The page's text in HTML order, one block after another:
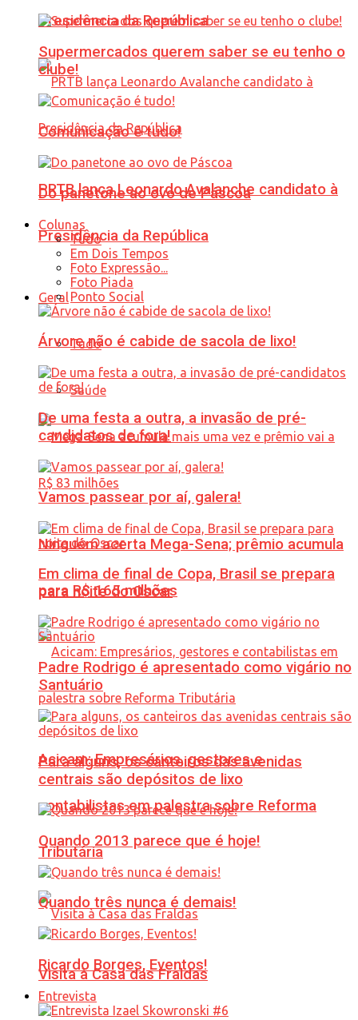
Presidência da República
PRTB lança Leonardo Avalanche candidato à
Presidência da República
Geral
Tudo
Saúde
Ninguém acerta Mega-Sena; prêmio acumula
para R$ 165 milhões
Acicam: Empresários, gestores e
contabilistas em palestra sobre Reforma
Tributária
Visita à Casa das Fraldas
Supermercados querem saber se eu tenho o
clube!
Comunicação é tudo!
Do panetone ao ovo de Páscoa
Colunas
Tudo
Em Dois Tempos
Foto Expressão...
Foto Piada
Ponto Social
Árvore não é cabide de sacola de lixo!
De uma festa a outra, a invasão de pré-
candidatos de fora!
Vamos passear por aí, galera!
Em clima de final de Copa, Brasil se prepara
para noite do Oscar
Padre Rodrigo é apresentado como vigário no
Santuário
Para alguns, os canteiros das avenidas
centrais são depósitos de lixo
Quando 2013 parece que é hoje!
Quando três nunca é demais!
Ricardo Borges, Eventos!
Entrevista